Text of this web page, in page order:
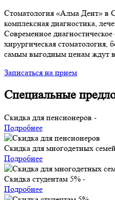
Стоматология «Алма Дент» в
комплексная диагностика,
Современное диагностическое
хирургическая стоматология,
самым выгодным ценам ждут
Записаться на прием
Специальные
Скидка для пенсионеров -
Подробнее
Скидка для многодетных
Подробнее
Скидка студентам 5% -
Подробнее